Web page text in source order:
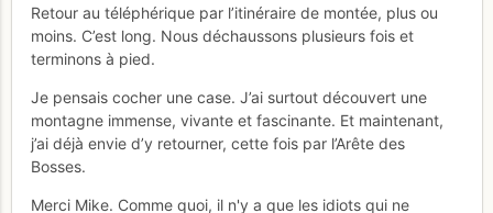
Retour au téléphérique par l’itinéraire de montée, plus ou
moins. C’est long. Nous déchaussons plusieurs fois et
terminons à pied.
Je pensais cocher une case. J’ai surtout découvert une
montagne immense, vivante et fascinante. Et maintenant,
j’ai déjà envie d’y retourner, cette fois par l’Arête des
Bosses.
Merci Mike. Comme quoi, il n'y a que les idiots qui ne